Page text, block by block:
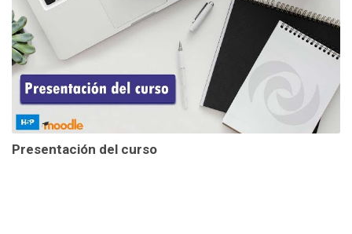
Presentación del curso